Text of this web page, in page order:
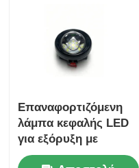
Επαναφορτιζόμενη
λάμπα κεφαλής LED
για εξόρυξη με
καλώδιο, αδιάβροχη